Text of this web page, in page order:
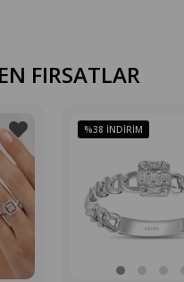
FIRSATLAR
%38 İNDIRIM